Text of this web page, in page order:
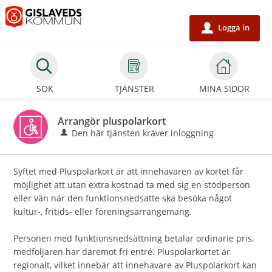
Välkommen
till
tjänster
Gislaveds
kommun
SÖK TJÄNSTER MINA SIDOR
u Logga in
Arrangör pluspolarkort
Den här tjänsten kräver inloggning
Syftet med Pluspolarkort är att innehavaren av kortet får
möjlighet att utan extra kostnad ta med sig en stödperson
eller vän när den funktionsnedsatte ska besöka något
kultur-, fritids- eller föreningsarrangemang.
Personen med funktionsnedsättning betalar ordinarie pris,
medföljaren har däremot fri entré. Pluspolarkortet är
regionalt, vilket innebär att innehavare av Pluspolarkort kan